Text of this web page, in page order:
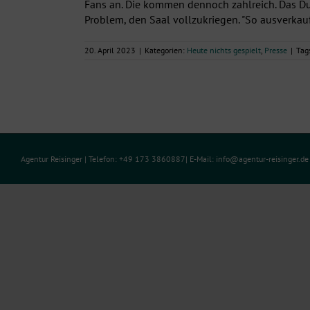
Fans an. Die kommen dennoch zahlreich. Das
Problem, den Saal vollzukriegen. "So
20. April 2023 | Kategorien: Heute nichts gespielt Presse |
Agentur Reisinger | Telefon: +49 173 3860887| E-Mail: info@agentur-reisinger.de